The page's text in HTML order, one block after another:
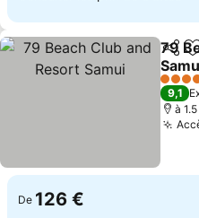
79
4
9,1
à
De 126 €